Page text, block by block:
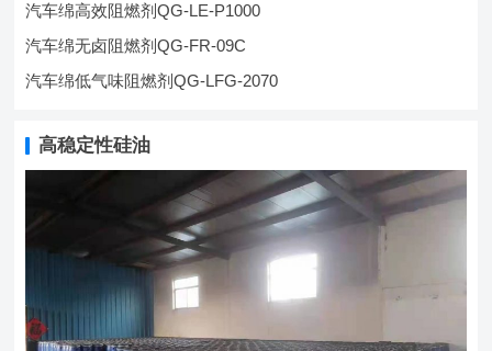
汽车绵高效阻燃剂QG-LE-P1000
汽车绵无卤阻燃剂QG-FR-09C
汽车绵低气味阻燃剂QG-LFG-2070
高稳定性硅油